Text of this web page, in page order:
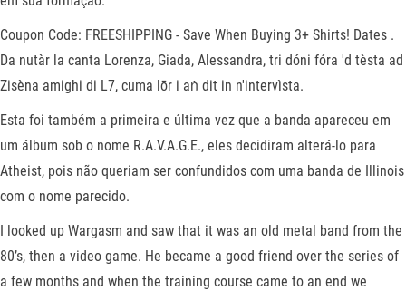
Coupon Code: FREESHIPPING - Save When Buying 3+ Shirts! Dates .
Da nutàr la canta Lorenza, Giada, Alessandra, tri dóni fóra 'd tèsta ad
Zisèna amighi di L7, cuma lōr i aṅ dit in n'intervìsta.
Esta foi também a primeira e última vez que a banda apareceu em
um álbum sob o nome R.A.V.A.G.E., eles decidiram alterá-lo para
Atheist, pois não queriam ser confundidos com uma banda de Illinois
com o nome parecido.
I looked up Wargasm and saw that it was an old metal band from the
80’s, then a video game. He became a good friend over the series of
a few months and when the training course came to an end we